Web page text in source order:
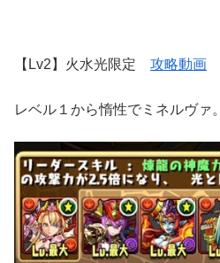
【Lv2】火水光限定 攻略動画
レベル１から惰性でミネルヴァ。